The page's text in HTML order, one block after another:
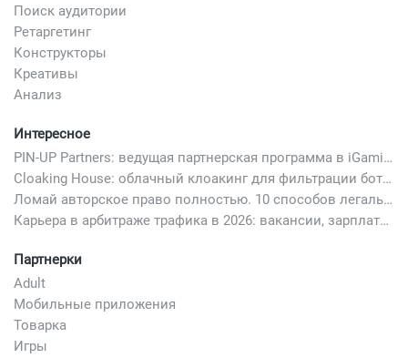
Поиск аудитории
Ретаргетинг
Конструкторы
Креативы
Анализ
Интересное
PIN-UP Partners: ведущая партнерская программа в iGaming
Cloaking House: облачный клоакинг для фильтрации ботов FB и Google Ads — гайд PHP-интеграции 2026
Ломай авторское право полностью. 10 способов легально добавить любимый трек в свой креатив
Карьера в арбитраже трафика в 2026: вакансии, зарплаты и как начать
Партнерки
Adult
Мобильные приложения
Товарка
Игры